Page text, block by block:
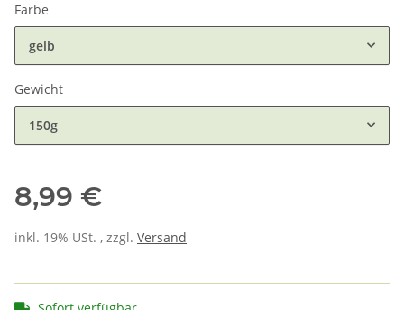
Farbe
gelb
Gewicht
150g
8,99 €
inkl. 19% USt. , zzgl. Versand